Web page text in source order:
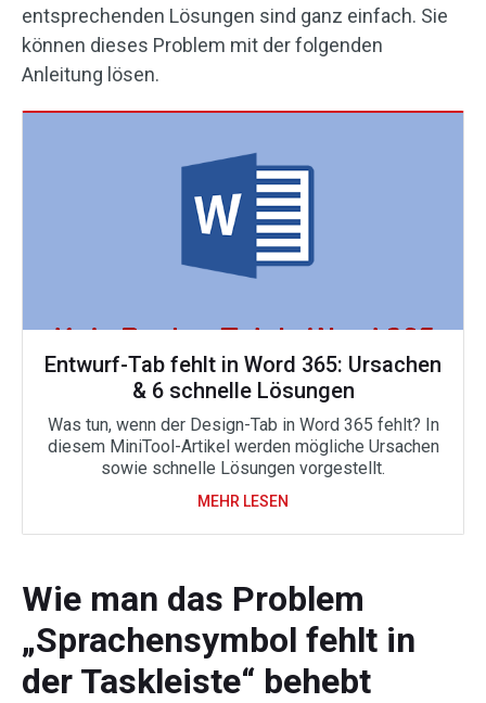
entsprechenden Lösungen sind ganz einfach. Sie
können dieses Problem mit der folgenden
Anleitung lösen.
Entwurf-Tab fehlt in Word 365: Ursachen
& 6 schnelle Lösungen
Was tun, wenn der Design-Tab in Word 365 fehlt? In
diesem MiniTool-Artikel werden mögliche Ursachen
sowie schnelle Lösungen vorgestellt.
MEHR LESEN
Wie man das Problem
„Sprachensymbol fehlt in
der Taskleiste“ behebt